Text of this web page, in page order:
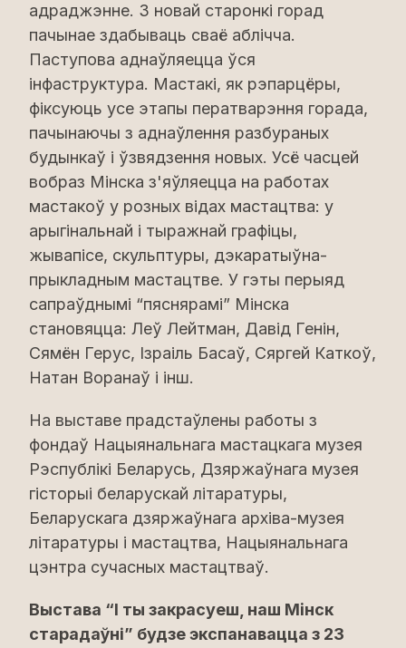
адраджэнне. З новай старонкі горад
пачынае здабываць сваё аблічча.
Паступова аднаўляецца ўся
інфаструктура. Мастакі, як рэпарцёры,
фіксуюць усе этапы ператварэння горада,
пачынаючы з аднаўлення разбураных
будынкаў і ўзвядзення новых. Усё часцей
вобраз Мінска з'яўляецца на работах
мастакоў у розных відах мастацтва: у
арыгінальнай і тыражнай графіцы,
жывапісе, скульптуры, дэкаратыўна-
прыкладным мастацтве. У гэты перыяд
сапраўднымі “пяснярамі” Мінска
становяцца: Леў Лейтман, Давід Генін,
Сямён Герус, Ізраіль Басаў, Сяргей Каткоў,
Натан Воранаў і інш.
На выставе прадстаўлены работы з
фондаў Нацыянальнага мастацкага музея
Рэспублікі Беларусь, Дзяржаўнага музея
гісторыі беларускай літаратуры,
Беларускага дзяржаўнага архіва-музея
літаратуры і мастацтва, Нацыянальнага
цэнтра сучасных мастацтваў.
Выстава “І ты закрасуеш, наш Мінск
старадаўнi” будзе экспанавацца з 23